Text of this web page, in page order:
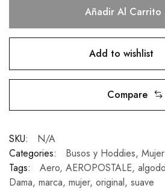
Añadir Al Carrito
Add to wishlist
Compare
SKU:
N/A
Categories:
Busos y Hoddies, Mujer
Tags:
Aero, AEROPOSTALE,
Dama, marca, mujer, original, suave